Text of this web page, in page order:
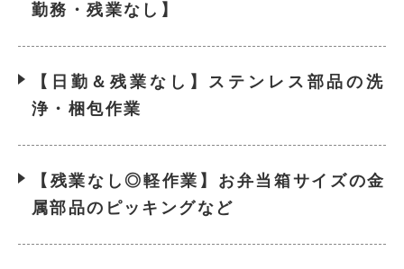
勤務・残業なし】
【日勤＆残業なし】ステンレス部品の洗
浄・梱包作業
【残業なし◎軽作業】お弁当箱サイズの金
属部品のピッキングなど